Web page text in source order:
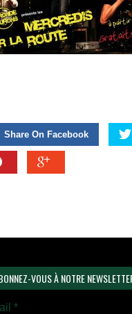
Share On Facebook
VOUS À NOTRE
*